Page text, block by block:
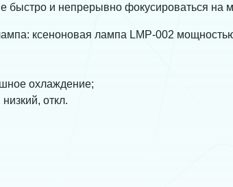
и непрерывно фокусироваться на
ксеноновая лампа LMP-002
охлаждение;
откл.